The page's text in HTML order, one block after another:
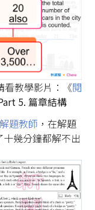
看教學影片：《閱
5. 篇章結構
題教師 ，在解題
幾分鐘都解不出